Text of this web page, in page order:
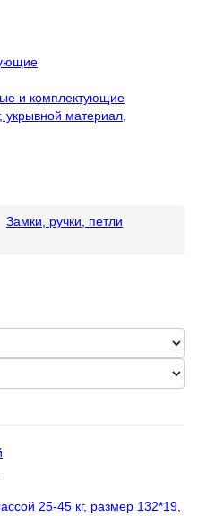
и комплектующие
укрывной материал,
Замки, ручки, петли
25-45 кг, размер 132*19,